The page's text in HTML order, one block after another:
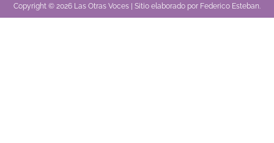
Copyright © 2026 Las Otras Voces | Sitio elaborado por Federico Esteban.